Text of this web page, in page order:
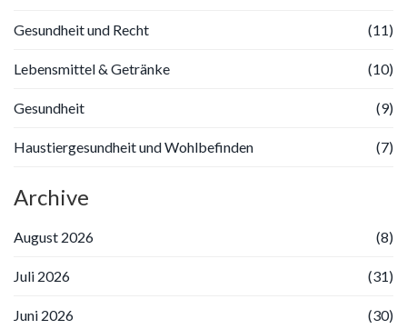
Gesundheit und Recht (11)
Lebensmittel & Getränke (10)
Gesundheit (9)
Haustiergesundheit und Wohlbefinden (7)
Archive
August 2026 (8)
Juli 2026 (31)
Juni 2026 (30)